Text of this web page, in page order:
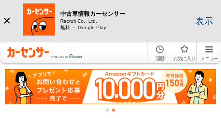
中古車情報カーセンサー
Recruit Co., Ltd.
無料 － Google Play
表示
履歴 お気に入り メニュー